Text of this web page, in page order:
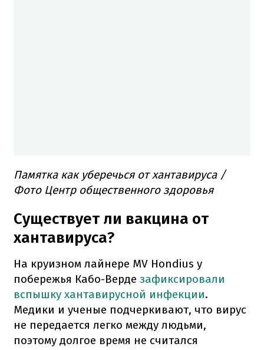
Памятка как уберечься от хантавируса /
Фото Центр общественного здоровья
Существует ли вакцина от
хантавируса?
На круизном лайнере MV Hondius у
побережья Кабо-Верде зафиксировали
вспышку хантавирусной инфекции.
Медики и ученые подчеркивают, что вирус
не передается легко между людьми,
поэтому долгое время не считался